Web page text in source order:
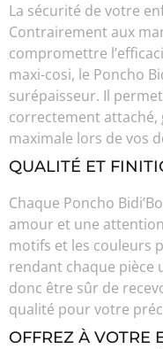
La sécurité de votre
Contrairement aux
compromettre
maxi-cosi, le Poncho
surépaisseur. Il
correctement
maximale lors de vos
QUALITÉ ET
Chaque Poncho
amour et une
motifs et les couleurs
rendant chaque pièce
donc être sûr de
qualité pour votre
OFFREZ À VOTRE